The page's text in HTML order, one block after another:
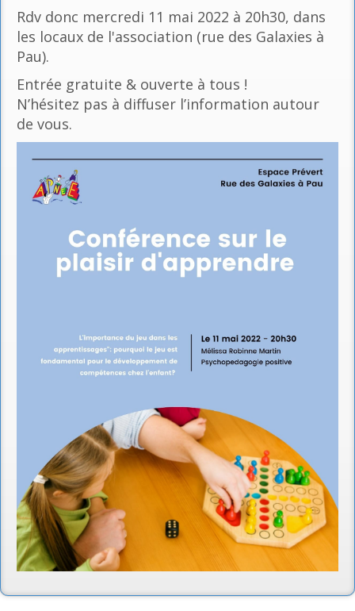
Rdv donc mercredi 11 mai 2022 à 20h30, dans
les locaux de l'association (rue des Galaxies à
Pau).
Entrée gratuite & ouverte à tous !
N’hésitez pas à diffuser l’information autour
de vous.